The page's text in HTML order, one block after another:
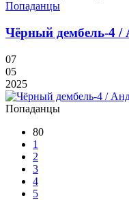
Попаданцы
Чёрный дембель-4 /
07
05
2025
Попаданцы
80
1
2
3
4
5